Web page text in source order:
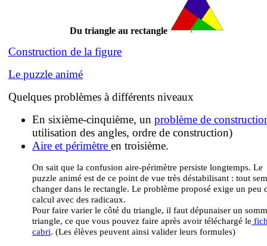
Du triangle au rectangle
Construction de la figure
Le puzzle animé
Quelques problèmes à différents niveaux
En sixième-cinquième, un problème de
utilisation des angles, ordre de construction)
Aire et périmètre en troisième.
On sait que la confusion aire-périmètre persiste longtemps. Le
puzzle animé est de ce point de vue très déstabilisant : tout
changer dans le rectangle. Le problème proposé exige un peu
calcul avec des radicaux.
Pour faire varier le côté du triangle, il faut dépunaiser un
triangle, ce que vous pouvez faire après avoir téléchargé le
cabri. (Les élèves peuvent ainsi valider leurs formules)